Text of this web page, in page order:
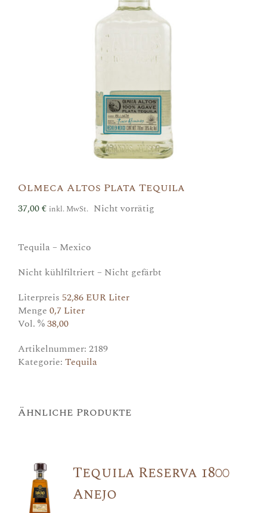
Olmeca Altos Plata Tequila
37,00€ inkl. MwSt. Nicht vorrätig
Tequila – Mexico
Nicht kühlfiltriert – Nicht gefärbt
Literpreis 52,86 EUR Liter
Menge 0,7 Liter
Vol. %38,00
Artikelnummer: 2189
Kategorie: Tequila
Ähnliche Produkte
Tequila Reserva 1800
Anejo